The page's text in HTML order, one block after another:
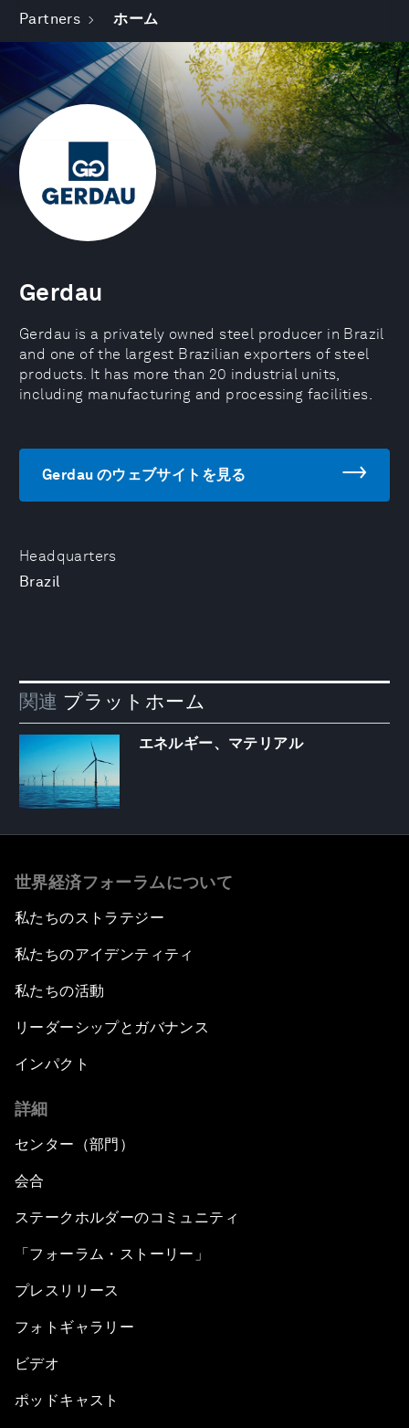
Partners ホーム
Headquarters
Brazil
Gerdau
Gerdau is a privately owned steel producer in Brazil
and one of the largest Brazilian exporters of steel
products. It has more than 20 industrial units,
including manufacturing and processing facilities.
Gerdau のウェブサイトを見る
関連 プラットホーム
エネルギー、マテリアル
世界経済フォーラムについて
私たちのストラテジー
私たちのアイデンティティ
私たちの活動
リーダーシップとガバナンス
インパクト
詳細
センター（部門）
会合
ステークホルダーのコミュニティ
「フォーラム・ストーリー」
プレスリリース
フォトギャラリー
ビデオ
ポッドキャスト